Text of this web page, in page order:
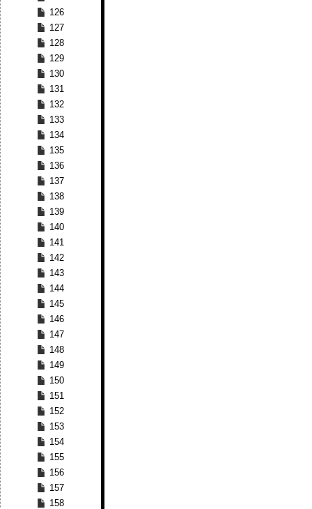
126
127
128
129
130
131
132
133
134
135
136
137
138
139
140
141
142
143
144
145
146
147
148
149
150
151
152
153
154
155
156
157
158